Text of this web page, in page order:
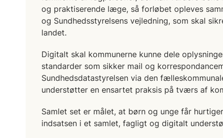
og praktiserende læge, så forløbet opleves
og Sundhedsstyrelsens vejledning, som skal
landet.
Digitalt skal kommunerne kunne dele
standarder som sikker mail og
Sundhedsdatastyrelsen via den
understøtter en ensartet praksis på tværs af
Samlet set er målet, at børn og unge får
indsatsen i et samlet, fagligt og digitalt